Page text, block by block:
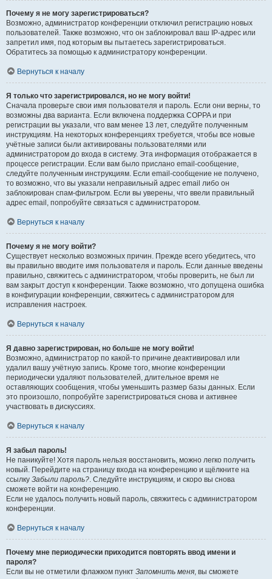
Почему я не могу зарегистрироваться?
Возможно, администратор конференции отключил регистрацию новых
пользователей. Также возможно, что он заблокировал ваш IP-адрес или
запретил имя, под которым вы пытаетесь зарегистрироваться.
Обратитесь за помощью к администратору конференции.
Вернуться к началу
Я только что зарегистрировался, но не могу войти!
Сначала проверьте свои имя пользователя и пароль. Если они верны, то
возможны два варианта. Если включена поддержка COPPA и при
регистрации вы указали, что вам менее 13 лет, следуйте полученным
инструкциям. На некоторых конференциях требуется, чтобы все новые
учётные записи были активированы пользователями или
администратором до входа в систему. Эта информация отображается в
процессе регистрации. Если вам было прислано email-сообщение,
следуйте полученным инструкциям. Если email-сообщение не получено,
то возможно, что вы указали неправильный адрес email либо он
заблокирован спам-фильтром. Если вы уверены, что ввели правильный
адрес email, попробуйте связаться с администратором.
Вернуться к началу
Почему я не могу войти?
Существует несколько возможных причин. Прежде всего убедитесь, что
вы правильно вводите имя пользователя и пароль. Если данные введены
правильно, свяжитесь с администратором, чтобы проверить, не был ли
вам закрыт доступ к конференции. Также возможно, что допущена ошибка
в конфигурации конференции, свяжитесь с администратором для
исправления настроек.
Вернуться к началу
Я давно зарегистрирован, но больше не могу войти!
Возможно, администратор по какой-то причине деактивировал или
удалил вашу учётную запись. Кроме того, многие конференции
периодически удаляют пользователей, длительное время не
оставляющих сообщения, чтобы уменьшить размер базы данных. Если
это произошло, попробуйте зарегистрироваться снова и активнее
участвовать в дискуссиях.
Вернуться к началу
Я забыл пароль!
Не паникуйте! Хотя пароль нельзя восстановить, можно легко получить
новый. Перейдите на страницу входа на конференцию и щёлкните на
ссылку Забыли пароль?. Следуйте инструкциям, и скоро вы снова
сможете войти на конференцию.
Если не удалось получить новый пароль, свяжитесь с администратором
конференции.
Вернуться к началу
Почему мне периодически приходится повторять ввод имени и
пароля?
Если вы не отметили флажком пункт Запомнить меня, вы сможете